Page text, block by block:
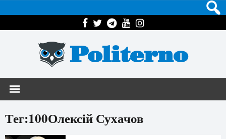
Politerno
Тег:100Олексій Сухачов